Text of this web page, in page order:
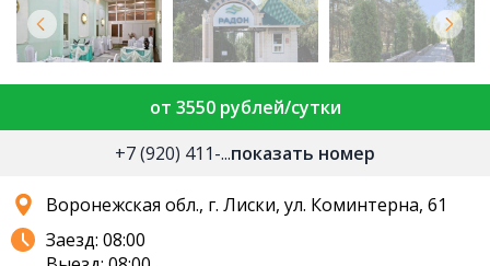
от 3550 рублей/сутки
+7 (920) 411-...показать номер
Воронежская обл., г. Лиски, ул. Коминтерна, 61
Заезд: 08:00